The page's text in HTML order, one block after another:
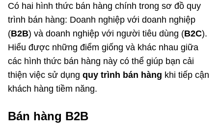
Có hai hình thức bán hàng chính trong sơ đồ quy
trình bán hàng: Doanh nghiệp với doanh nghiệp
(B2B) và doanh nghiệp với người tiêu dùng (B2C).
Hiểu được những điểm giống và khác nhau giữa
các hình thức bán hàng này có thể giúp bạn cải
thiện việc sử dụng quy trình bán hàng khi tiếp cận
khách hàng tiềm năng.
Bán hàng B2B